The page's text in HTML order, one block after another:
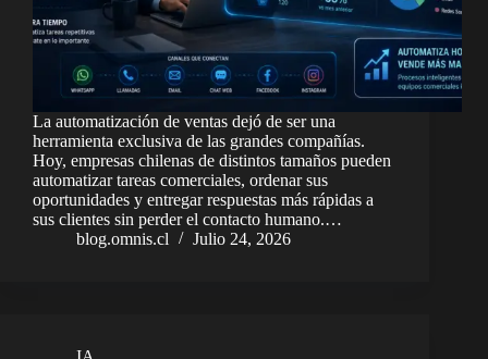
La automatización de ventas dejó de ser una
herramienta exclusiva de las grandes compañías.
Hoy, empresas chilenas de distintos tamaños pueden
automatizar tareas comerciales, ordenar sus
oportunidades y entregar respuestas más rápidas a
sus clientes sin perder el contacto humano.…
blog.omnis.cl
Julio 24, 2026